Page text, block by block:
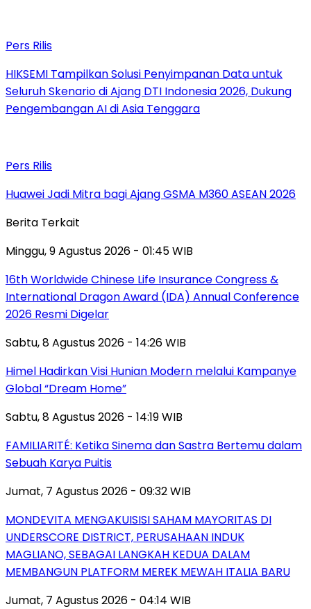
Pers Rilis
HIKSEMI Tampilkan Solusi Penyimpanan Data untuk
Seluruh Skenario di Ajang DTI Indonesia 2026, Dukung
Pengembangan AI di Asia Tenggara
Pers Rilis
Huawei Jadi Mitra bagi Ajang GSMA M360 ASEAN 2026
Berita Terkait
Minggu, 9 Agustus 2026 - 01:45 WIB
16th Worldwide Chinese Life Insurance Congress &
International Dragon Award (IDA) Annual Conference
2026 Resmi Digelar
Sabtu, 8 Agustus 2026 - 14:26 WIB
Himel Hadirkan Visi Hunian Modern melalui Kampanye
Global “Dream Home”
Sabtu, 8 Agustus 2026 - 14:19 WIB
FAMILIARITÉ: Ketika Sinema dan Sastra Bertemu dalam
Sebuah Karya Puitis
Jumat, 7 Agustus 2026 - 09:32 WIB
MONDEVITA MENGAKUISISI SAHAM MAYORITAS DI
UNDERSCORE DISTRICT, PERUSAHAAN INDUK
MAGLIANO, SEBAGAI LANGKAH KEDUA DALAM
MEMBANGUN PLATFORM MEREK MEWAH ITALIA BARU
Jumat, 7 Agustus 2026 - 04:14 WIB